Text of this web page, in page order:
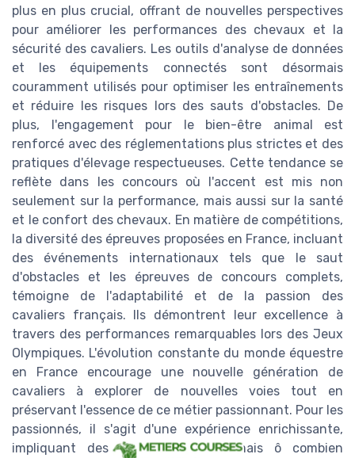
plus en plus crucial, offrant de nouvelles perspectives
pour améliorer les performances des chevaux et la
sécurité des cavaliers. Les outils d'analyse de données
et les équipements connectés sont désormais
couramment utilisés pour optimiser les entraînements
et réduire les risques lors des sauts d'obstacles. De
plus, l'engagement pour le bien-être animal est
renforcé avec des réglementations plus strictes et des
pratiques d'élevage respectueuses. Cette tendance se
reflète dans les concours où l'accent est mis non
seulement sur la performance, mais aussi sur la santé
et le confort des chevaux. En matière de compétitions,
la diversité des épreuves proposées en France, incluant
des événements internationaux tels que le saut
d'obstacles et les épreuves de concours complets,
témoigne de l'adaptabilité et de la passion des
cavaliers français. Ils démontrent leur excellence à
travers des performances remarquables lors des Jeux
Olympiques. L'évolution constante du monde équestre
en France encourage une nouvelle génération de
cavaliers à explorer de nouvelles voies tout en
préservant l'essence de ce métier passionnant. Pour les
passionnés, il s'agit d'une expérience enrichissante,
impliquant des défis quotidiens mais ô combien